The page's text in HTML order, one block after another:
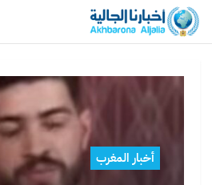
أخبار المغرب